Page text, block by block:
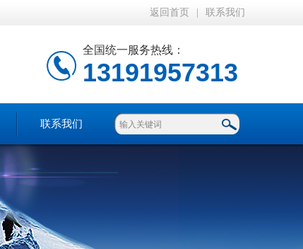
返回首页 联系我们
全国统一服务热线：
13191957313
联系我们